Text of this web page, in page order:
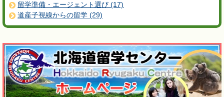
留学準備・エージェント選び (17)
道産子視線からの留学 (29)